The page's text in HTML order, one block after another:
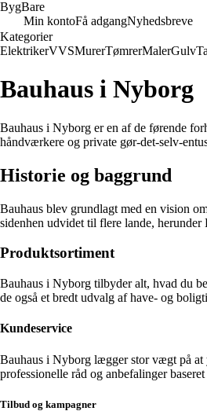
BygBare
Min kontoFå adgangNyhedsbreve
Kategorier
ElektrikerVVSMurerTømrerMalerGulv
Bauhaus i Nyborg
Bauhaus i Nyborg er en af de førende
håndværkere og private gør-det-selv-
Historie og baggrund
Bauhaus blev grundlagt med en vision
sidenhen udvidet til flere lande, herunder
Produktsortiment
Bauhaus i Nyborg tilbyder alt, hvad du
de også et bredt udvalg af have- og
Kundeservice
Bauhaus i Nyborg lægger stor vægt på at
professionelle råd og anbefalinger
Tilbud og kampagner